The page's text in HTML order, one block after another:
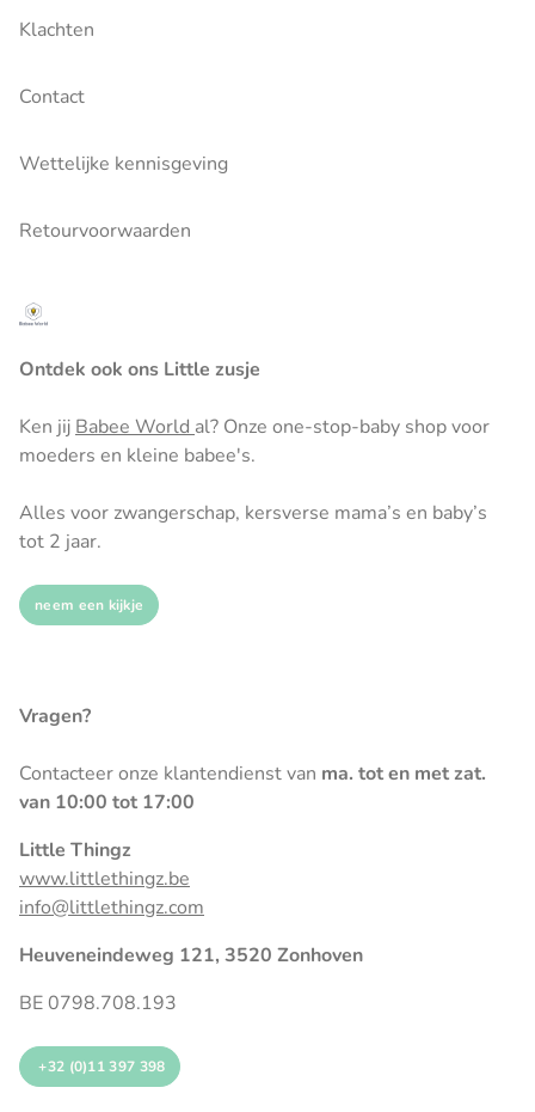
Klachten
Contact
Wettelijke kennisgeving
Retourvoorwaarden
Ontdek ook ons Little zusje
Ken jij Babee World al? Onze one-stop-baby shop voor
moeders en kleine babee's.
Alles voor zwangerschap, kersverse mama’s en baby’s
tot 2 jaar.
neem een kijkje
Vragen?
Contacteer onze klantendienst van ma. tot en met zat.
van 10:00 tot 17:00
Little Thingz
www.littlethingz.be
info@littlethingz.com
Heuveneindeweg 121, 3520 Zonhoven
BE 0798.708.193
+32 (0)11 397 398